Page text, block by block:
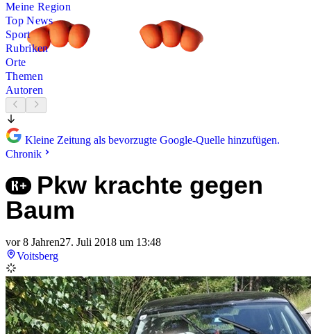
Meine Region
Top News
Sport
Rubriken
Orte
Themen
Autoren
Kleine Zeitung als bevorzugte Google-Quelle hinzufügen.
Chronik
Pkw krachte gegen
Baum
vor 8 Jahren27. Juli 2018 um 13:48
Voitsberg